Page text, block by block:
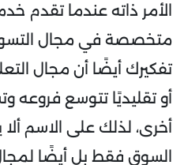
الأمر ذاته عندما تقدم
متخصصة في مجال
تفكيرك أيضًا أن مجال
أو تقليديًا تتوسع فروعه
أخرى، لذلك على الاسم ألا
السوق فقط بل أيضًا لمجال